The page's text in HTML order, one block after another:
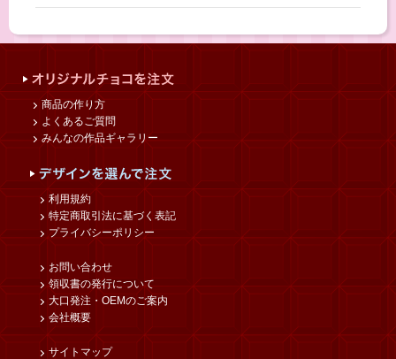
商品の作り方
よくあるご質問
みんなの作品ギャラリー
利用規約
特定商取引法に基づく表記
プライバシーポリシー
お問い合わせ
領収書の発行について
大口発注・OEMのご案内
会社概要
サイトマップ